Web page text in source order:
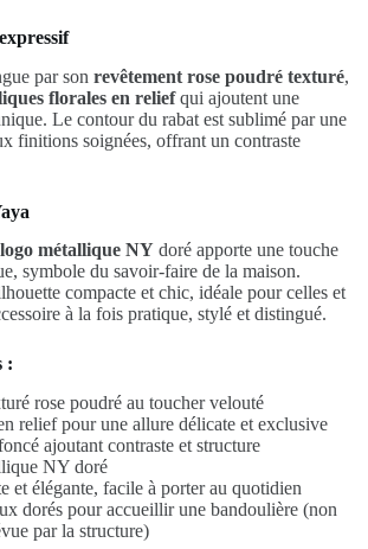
par son revêtement rose poudré texturé,
florales en reliefqui ajoutent une
Le contour du rabat est sublimé par une
finitions soignées, offrant un contraste
logo métallique NY doré apporte une touche
symbole du savoir‑faire de la maison.
compacte et chic, idéale pour celles et
à la fois pratique, stylé et distingué.
:
rose poudré au toucher velouté
relief pour une allure délicate et exclusive
ajoutant contraste et structure
NY doré
et élégante, facile à porter au quotidien
dorés pour accueillir une bandoulière (non
par la structure)